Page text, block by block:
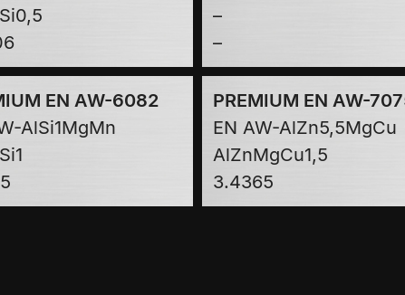
EN AW-6082
AlSi1MgMn
–
–
PREMIUM EN AW-
EN AW-AlZn5,5MgCu
AlZnMgCu1,5
3.4365